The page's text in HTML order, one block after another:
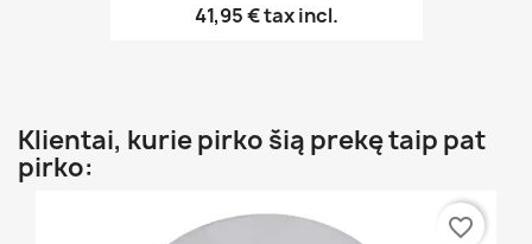
41,95 €tax incl.
Klientai, kurie pirko šią prekę taip pat
pirko:
favorite_border